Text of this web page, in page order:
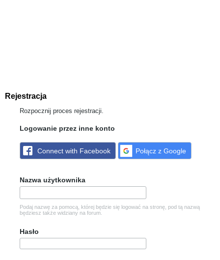
Rejestracja
Rozpocznij proces rejestracji.
Logowanie przez inne konto
Connect with Facebook Połącz z Google
Nazwa użytkownika
Podaj nazwę za pomocą, której będzie się logować na stronę, pod tą nazwą
będziesz także widziany na forum.
Hasło